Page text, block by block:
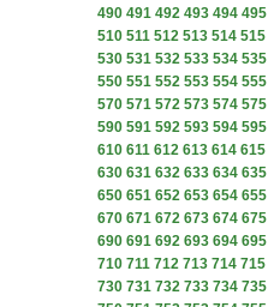
490 491 492 493 494 495
510 511 512 513 514 515
530 531 532 533 534 535
550 551 552 553 554 555
570 571 572 573 574 575
590 591 592 593 594 595
610 611 612 613 614 615
630 631 632 633 634 635
650 651 652 653 654 655
670 671 672 673 674 675
690 691 692 693 694 695
710 711 712 713 714 715
730 731 732 733 734 735